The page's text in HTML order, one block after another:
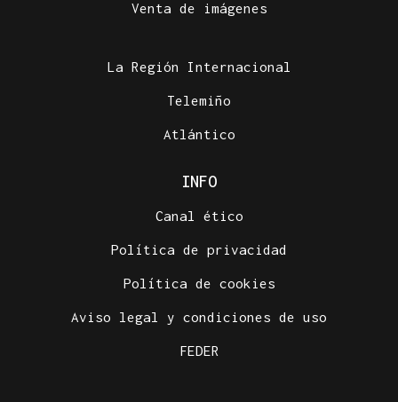
Venta de imágenes
La Región Internacional
Telemiño
Atlántico
INFO
Canal ético
Política de privacidad
Política de cookies
Aviso legal y condiciones de uso
FEDER